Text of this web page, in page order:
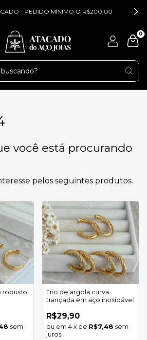
- PEDIDO MÍNIMO O R$200,00
0
você está procurando
pelos seguintes produtos.
robusto
sem
Trio de argola curva
trançada em aço inoxidável
R$29,90
4x de R$7,48 sem
juros